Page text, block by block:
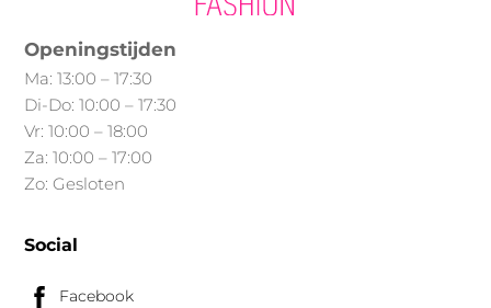
de
productpagina
Openingstijden
Ma: 13:00 – 17:30
Di-Do: 10:00 – 17:30
Vr: 10:00 – 18:00
Za: 10:00 – 17:00
Zo: Gesloten
Social
Facebook